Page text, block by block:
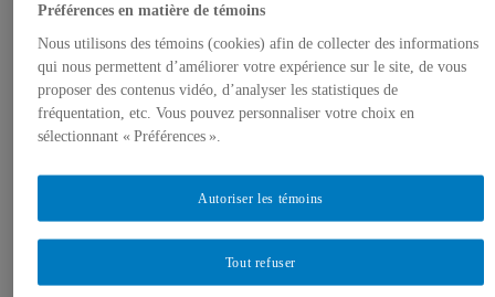
ESG
UQAM
en
surveillance
des marchés
financiers
Bourses
d’excellence
Centre d’intelligence en surveillance des marchés
Gouvernance
Préférences en matière de témoins
Nous utilisons des témoins (cookies) afin de collecter des informations
qui nous permettent d’améliorer votre expérience sur le site, de vous
proposer des contenus vidéo, d’analyser les statistiques de
fréquentation, etc. Vous pouvez personnaliser votre choix en
sélectionnant « Préférences ».
Tout refuser
Autoriser les témoins